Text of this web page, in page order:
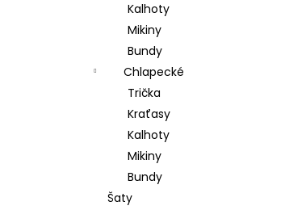
Kalhoty
Mikiny
Bundy
Chlapecké
Trička
Kraťasy
Kalhoty
Mikiny
Bundy
Šaty